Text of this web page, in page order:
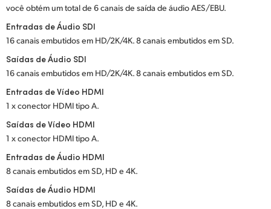
você obtém um total de 6 canais de saída de áudio AES/EBU.
Entradas de Áudio SDI
16 canais embutidos em HD/2K/4K. 8 canais embutidos em SD.
Saídas de Áudio SDI
16 canais embutidos em HD/2K/4K. 8 canais embutidos em SD.
Entradas de Vídeo HDMI
1 x conector HDMI tipo A.
Saídas de Vídeo HDMI
1 x conector HDMI tipo A.
Entradas de Áudio HDMI
8 canais embutidos em SD, HD e 4K.
Saídas de Áudio HDMI
8 canais embutidos em SD, HD e 4K.